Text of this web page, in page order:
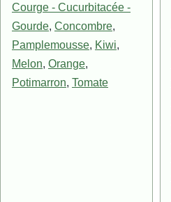
Courge - Cucurbitacée -
Gourde, Concombre,
Pamplemousse, Kiwi,
Melon, Orange,
Potimarron, Tomate